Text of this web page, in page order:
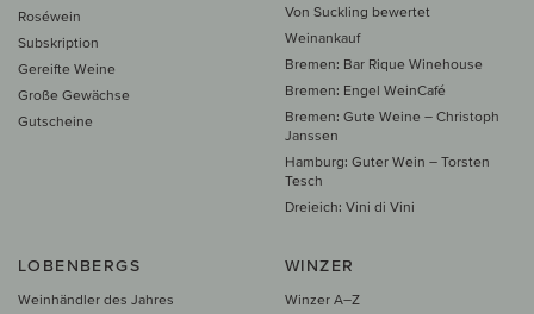
Roséwein
Subskription
Gereifte Weine
Große Gewächse
Gutscheine
Von Suckling bewertet
Weinankauf
Bremen: Bar Rique Winehouse
Bremen: Engel WeinCafé
Bremen: Gute Weine – Christoph
Janssen
Hamburg: Guter Wein – Torsten
Tesch
Dreieich: Vini di Vini
LOBENBERGS
Weinhändler des Jahres
WINZER
Winzer A–Z